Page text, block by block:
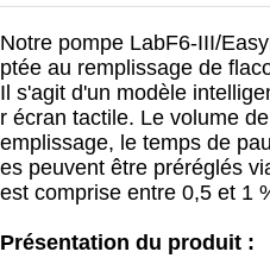
Notre pompe LabF6-III/
ptée au remplissage de
Il s'agit d'un modèle
r écran tactile. Le volume
emplissage, le temps de
es peuvent être préréglés
est comprise entre 0,5 et 1
Présentation du produit :